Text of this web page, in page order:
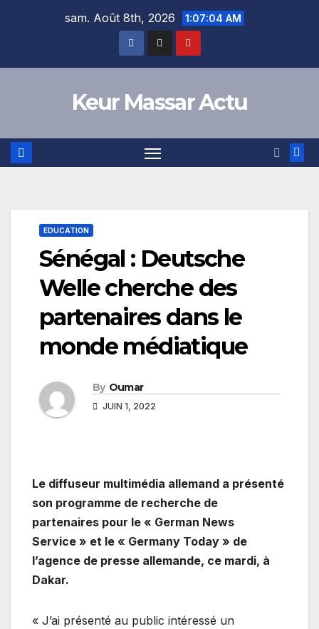
sam. Août 8th, 2026 1:07:04 AM
Keur Massar Actu
EDUCATION
Sénégal : Deutsche
Welle cherche des
partenaires dans le
monde médiatique
By Oumar
JUIN 1, 2022
Le diffuseur multimédia allemand a présenté
son programme de recherche de
partenaires pour le « German News
Service » et le « Germany Today » de
l’agence de presse allemande, ce mardi, à
Dakar.
« J’ai présenté au public intéressé un